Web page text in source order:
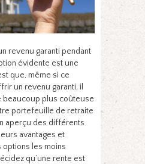
revenu garanti pendant
évidente est une
que, même si ce
un revenu garanti, il
beaucoup plus coûteuse
portefeuille de retraite
aperçu des différents
avantages et
options les moins
qu’une rente est